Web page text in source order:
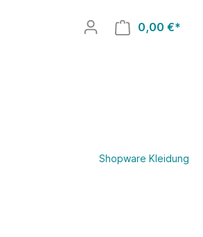
0,00 €*
Shopware Kleidung